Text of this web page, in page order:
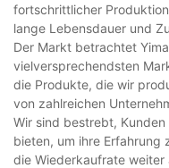
fortschrittlicher
lange Lebensdauer und
Der Markt betrachtet
vielversprechendsten
die Produkte, die wir
von zahlreichen
Wir sind bestrebt,
bieten, um ihre Erfahrung
die Wiederkaufrate weiter